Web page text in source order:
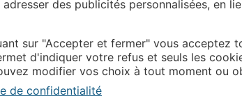
adresser des publicités personnalisées, en
sur "Accepter et fermer" vous acceptez
d'indiquer votre refus et seuls les
modifier vos choix à tout moment ou
de confidentialité
ou le gestionnaire de cette activité?
merci de contacter OFFICE DE